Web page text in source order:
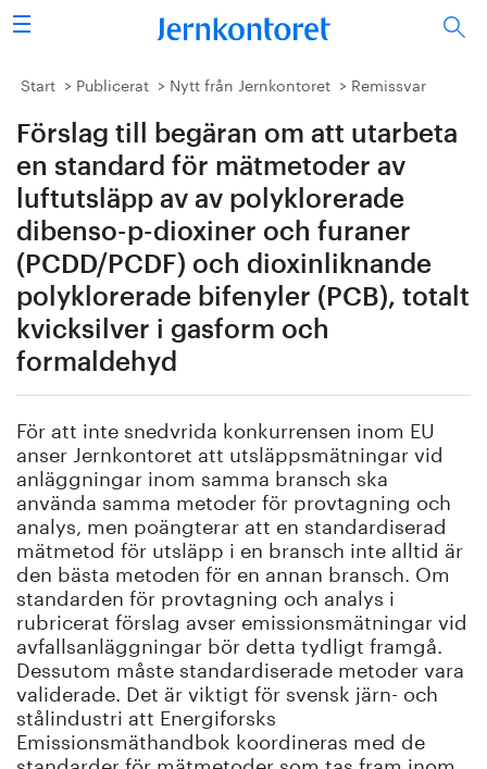
Sök
Stålindustrin
Vision 2050
Forskning/utbildning
Energi/miljö
Vi tycker
Publicerat
Om oss
Start Publicerat Nytt från Jernkontoret Remissvar
Förslag till begäran om att utarbeta
en standard för mätmetoder av
luftutsläpp av av polyklorerade
dibenso-p-dioxiner och furaner
(PCDD/PCDF) och dioxinliknande
polyklorerade bifenyler (PCB), totalt
kvicksilver i gasform och
formaldehyd
För att inte snedvrida konkurrensen inom EU
anser Jernkontoret att utsläppsmätningar vid
anläggningar inom samma bransch ska
använda samma metoder för provtagning och
analys, men poängterar att en standardiserad
mätmetod för utsläpp i en bransch inte alltid är
den bästa metoden för en annan bransch. Om
standarden för provtagning och analys i
rubricerat förslag avser emissionsmätningar vid
avfallsanläggningar bör detta tydligt framgå.
Dessutom måste standardiserade metoder vara
validerade. Det är viktigt för svensk järn- och
stålindustri att Energiforsks
Emissionsmäthandbok koordineras med de
standarder för mätmetoder som tas fram inom